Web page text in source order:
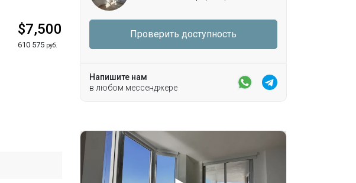
$7,500
610 575 руб.
Проверить доступность
Напишите нам
в любом мессенджере